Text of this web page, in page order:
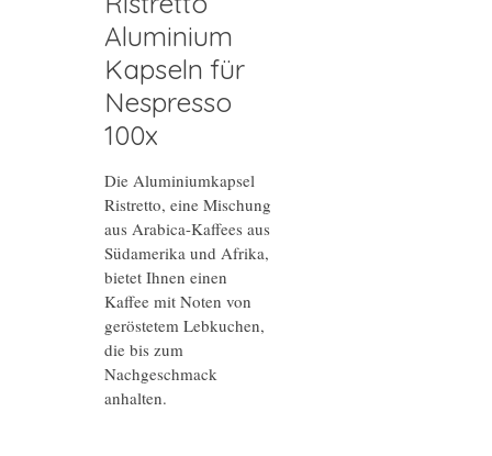
Aluminium
Kapseln für
Nespresso
100x
Die Aluminiumkapsel
Ristretto, eine Mischung
aus Arabica-Kaffees aus
Südamerika und Afrika,
bietet Ihnen einen
Kaffee mit Noten von
geröstetem Lebkuchen,
die bis zum
Nachgeschmack
anhalten.